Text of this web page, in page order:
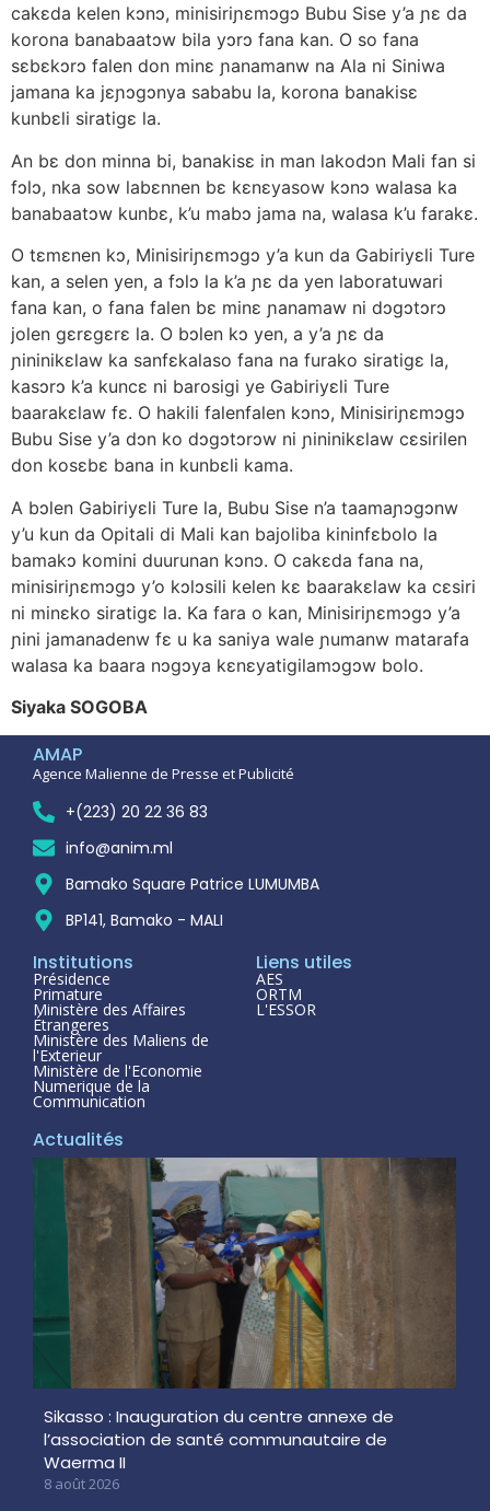
cakɛda kelen kɔnɔ, minisiriɲɛmɔgɔ Bubu Sise y’a ɲɛ da
korona banabaatɔw bila yɔrɔ fana kan. O so fana
sɛbɛkɔrɔ falen don minɛ ɲanamanw na Ala ni Siniwa
jamana ka jɛɲɔgɔnya sababu la, korona banakisɛ
kunbɛli siratigɛ la.
An bɛ don minna bi, banakisɛ in man lakodɔn Mali fan si
fɔlɔ, nka sow labɛnnen bɛ kɛnɛyasow kɔnɔ walasa ka
banabaatɔw kunbɛ, k’u mabɔ jama na, walasa k’u farakɛ.
O tɛmɛnen kɔ, Minisiriɲɛmɔgɔ y’a kun da Gabiriyɛli Ture
kan, a selen yen, a fɔlɔ la k’a ɲɛ da yen laboratuwari
fana kan, o fana falen bɛ minɛ ɲanamaw ni dɔgɔtɔrɔ
jolen gɛrɛgɛrɛ la. O bɔlen kɔ yen, a y’a ɲɛ da
ɲininikɛlaw ka sanfɛkalaso fana na furako siratigɛ la,
kasɔrɔ k’a kuncɛ ni barosigi ye Gabiriyɛli Ture
baarakɛlaw fɛ. O hakili falenfalen kɔnɔ, Minisiriɲɛmɔgɔ
Bubu Sise y’a dɔn ko dɔgɔtɔrɔw ni ɲininikɛlaw cɛsirilen
don kosɛbɛ bana in kunbɛli kama.
A bɔlen Gabiriyɛli Ture la, Bubu Sise n’a taamaɲɔgɔnw
y’u kun da Opitali di Mali kan bajoliba kininfɛbolo la
bamakɔ komini duurunan kɔnɔ. O cakɛda fana na,
minisiriɲɛmɔgɔ y’o kɔlɔsili kelen kɛ baarakɛlaw ka cɛsiri
ni minɛko siratigɛ la. Ka fara o kan, Minisiriɲɛmɔgɔ y’a
ɲini jamanadenw fɛ u ka saniya wale ɲumanw matarafa
walasa ka baara nɔgɔya kɛnɛyatigilamɔgɔw bolo.
Siyaka SOGOBA
AMAP
Agence Malienne de Presse et Publicité
+(223) 20 22 36 83
info@anim.ml
Bamako Square Patrice LUMUMBA
BP141, Bamako - MALI
Institutions
Présidence
Primature
Ministère des Affaires
Étrangeres
Ministère des Maliens de
l'Exterieur
Ministère de l'Economie
Numerique de la
Communication
Liens utiles
AES
ORTM
L'ESSOR
Actualités
Sikasso : Inauguration du centre annexe de
l’association de santé communautaire de
Waerma II
8 août 2026